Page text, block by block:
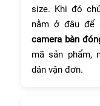
size. Khi đó
nằm ở đâu để
camera bàn
mã sản phẩm,
dán vận đơn.